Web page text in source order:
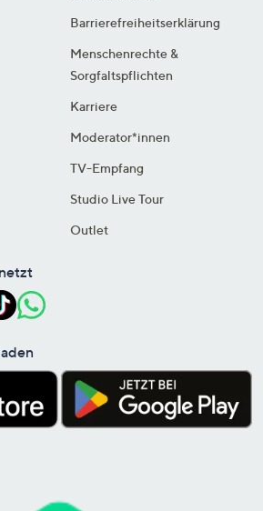
Barrierefreiheitserklärung
Menschenrechte &
Sorgfaltspflichten
Karriere
Moderator*innen
TV-Empfang
Studio Live Tour
Outlet